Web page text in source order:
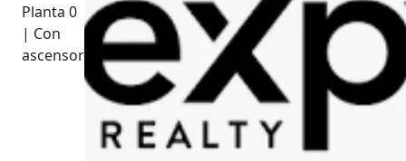
Planta 0
| Con
ascensor